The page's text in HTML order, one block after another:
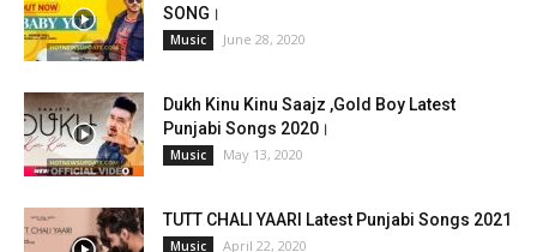
SONG।
Music June 28, 2020
Dukh Kinu Kinu Saajz ,Gold Boy Latest
Punjabi Songs 2020।
Music May 13, 2020
TUTT CHALI YAARI Latest Punjabi Songs 2021
Music April 22, 2020